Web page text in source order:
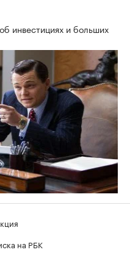
инвестициях и больших
на РБК